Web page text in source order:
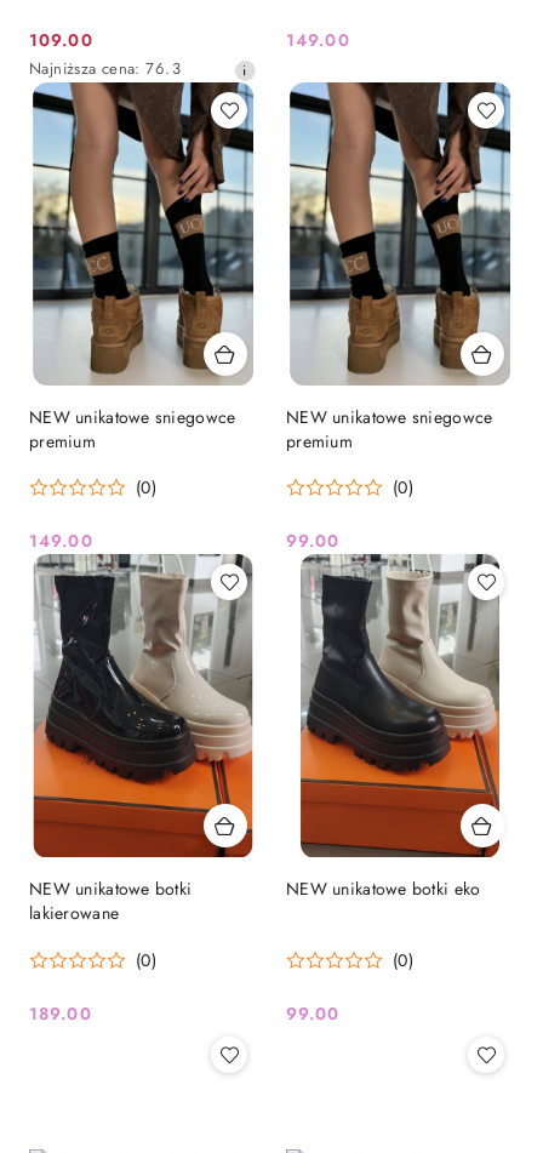
Cena
promocyjna:
109.00
Najniższa
cena
z
przed
obniżką
Najniższa cena: 76.3
Cena:
149.00
NEW unikatowe sniegowce
premium
(0)
Cena:
149.00
NEW unikatowe sniegowce
premium
(0)
Cena:
99.00
NEW unikatowe botki
lakierowane
(0)
Cena:
189.00
NEW unikatowe botki eko
(0)
Cena:
99.00